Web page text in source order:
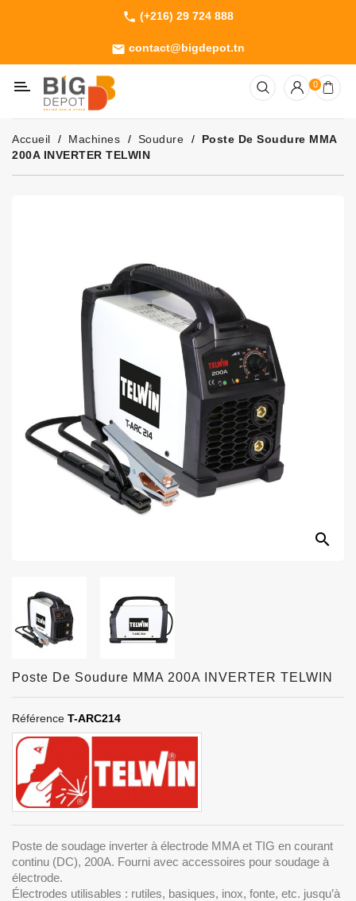
phone (+216) 29 724 888
email contact@bigdepot.tn
Machines
Outillage
Jardinage
Consommables
0
Accueil Machines Soudure
Poste De Soudure MMA
200A INVERTER TELWIN
search
Poste De Soudure MMA 200A INVERTER TELWIN
Référence T-ARC214
Poste de soudage inverter à électrode MMA et TIG en courant
continu (DC), 200A. Fourni avec accessoires pour soudage à
électrode.
Électrodes utilisables : rutiles, basiques, inox, fonte, etc. jusqu’à